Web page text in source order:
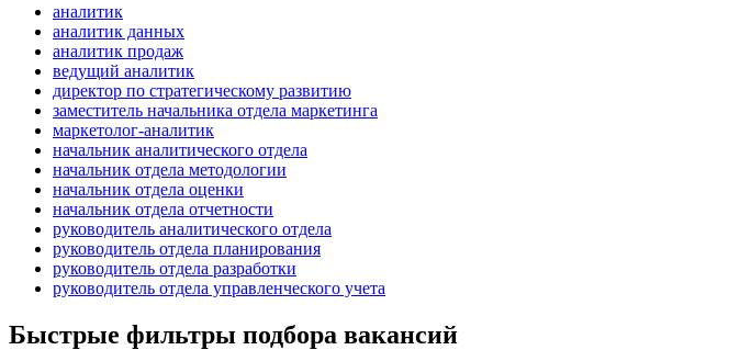
аналитик
аналитик данных
аналитик продаж
ведущий аналитик
директор по стратегическому развитию
заместитель начальника отдела маркетинга
маркетолог-аналитик
начальник аналитического отдела
начальник отдела методологии
начальник отдела оценки
начальник отдела отчетности
руководитель аналитического отдела
руководитель отдела планирования
руководитель отдела разработки
руководитель отдела управленческого учета
Быстрые фильтры подбора вакансий